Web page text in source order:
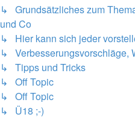
↳ Grundsätzliches zum
und Co
↳ Hier kann sich jeder
↳ Verbesserungsvorschläge,
↳ Tipps und Tricks
↳ Off Topic
↳ Off Topic
↳ Ü18 ;-)